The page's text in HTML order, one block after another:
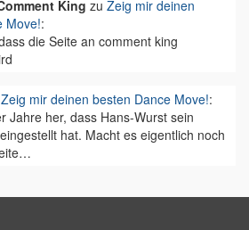
King zu Zeig mir deinen
Move!:
die Seite an comment king
Zeig mir deinen besten Dance Move!:
Jahre her, dass Hans-Wurst sein
hat. Macht es eigentlich noch